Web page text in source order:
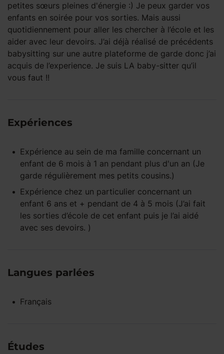
petites sœurs pleines d'énergie :) Je peux garder vos
enfants en soirée pour vos sorties. Mais aussi
quotidiennement pour aller les chercher à l’école et les
aider avec leur devoirs. J’ai déjà réalisé de précédents
babysitting sur une autre plateforme de garde donc j’ai
acquis de l’experience. Je suis LA baby-sitter qu’il
vous faut !!
Expériences
Expérience au sein de ma famille concernant un
enfant de 6 mois à 1 an pendant plus d'un an (Je
garde régulièrement mes petits cousins.)
Expérience chez un particulier concernant un
enfant 6 ans et + pendant de 4 à 5 mois (J’ai fait
les sorties d’école de cet enfant puis je l’ai aidé
avec ses devoirs. )
Langues parlées
Français
Études